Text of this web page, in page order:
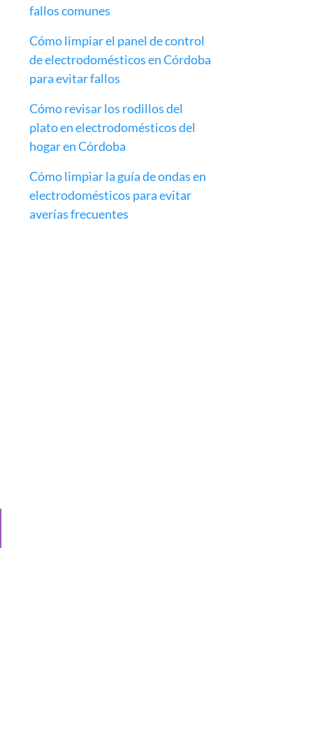
fallos comunes
Cómo limpiar el panel de control
de electrodomésticos en Córdoba
para evitar fallos
Cómo revisar los rodillos del
plato en electrodomésticos del
hogar en Córdoba
Cómo limpiar la guía de ondas en
electrodomésticos para evitar
averías frecuentes